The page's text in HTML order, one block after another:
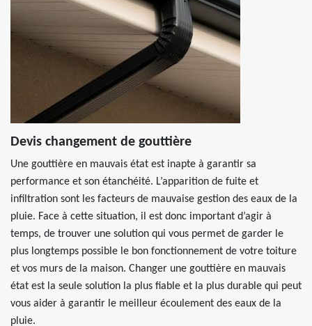
Devis changement de gouttière
Une gouttière en mauvais état est inapte à garantir sa
performance et son étanchéité. L’apparition de fuite et
infiltration sont les facteurs de mauvaise gestion des eaux de la
pluie. Face à cette situation, il est donc important d’agir à
temps, de trouver une solution qui vous permet de garder le
plus longtemps possible le bon fonctionnement de votre toiture
et vos murs de la maison. Changer une gouttière en mauvais
état est la seule solution la plus fiable et la plus durable qui peut
vous aider à garantir le meilleur écoulement des eaux de la
pluie.